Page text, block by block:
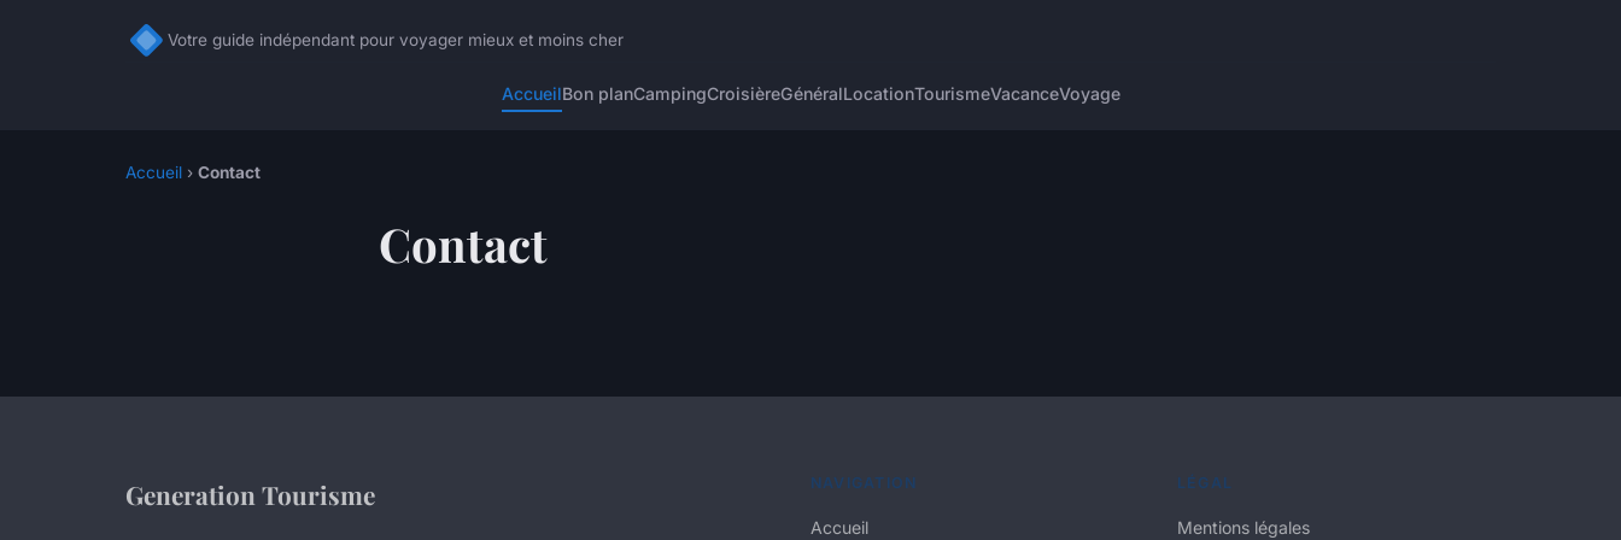
Votre guide indépendant pour voyager mieux et moins cher
AccueilBon planCampingCroisièreGénéralLocationTourismeVacanceVoyage
Accueil › Contact
Contact
Generation Tourisme NAVIGATION
Accueil
LÉGAL
Mentions légales